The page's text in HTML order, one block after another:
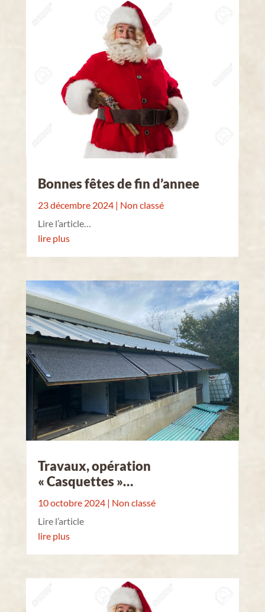
Bonnes fêtes de fin d’annee
23 décembre 2024| Non classé
Lire l’article…
lire plus
Travaux, opération
« Casquettes »…
10 octobre 2024| Non classé
Lire l’article
lire plus